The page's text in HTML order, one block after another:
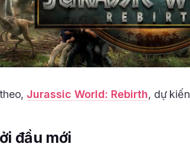
Jurassic World: Rebirth, dự
đầu mới